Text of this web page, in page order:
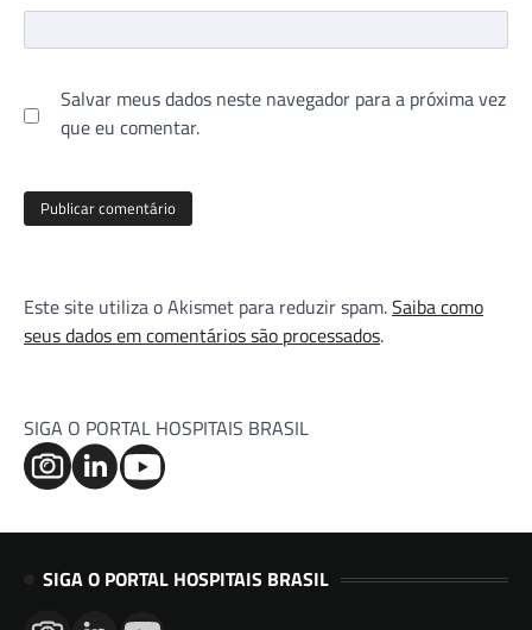
Salvar meus dados neste navegador para a próxima vez
que eu comentar.
Este site utiliza o Akismet para reduzir spam.Saiba como
seus dados em comentários são processados.
SIGA O PORTAL HOSPITAIS BRASIL
SIGA O PORTAL HOSPITAIS BRASIL